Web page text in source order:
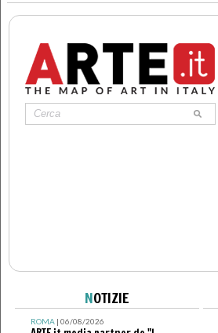
NOTIZIE
ROMA| 06/08/2026